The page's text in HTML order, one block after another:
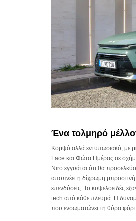
Ένα τολμηρό
Κομψό αλλά εντυπωσιακό, με
Face και Φώτα Ημέρας σε
Niro εγγυάται ότι θα
αποπνέει η δίχρωμη μπροστινή
επενδύσεις. Το κυψελοειδές
tech από κάθε πλευρά. Η
που ενσωματώνει τη θύρα